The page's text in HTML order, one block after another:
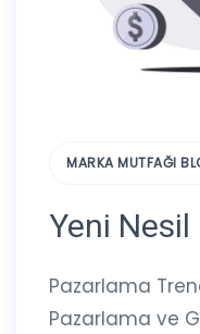
MARKA MUTFAĞI
Yeni
Pazarlama
Pazarlama ve